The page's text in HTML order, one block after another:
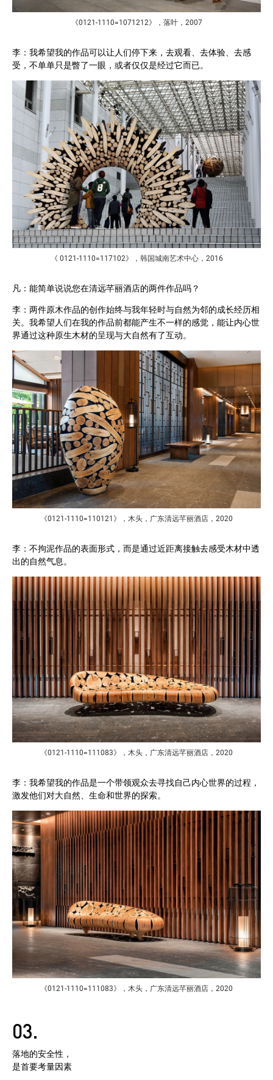
《0121-1110=1071212》，落叶，2007
李：我希望我的作品可以让人们停下来，去观看、去体验、去感
受，不单单只是瞥了一眼，或者仅仅是经过它而已。
《 0121-1110=117102》，韩国城南艺术中心，2016
凡：能简单说说您在清远芊丽酒店的两件作品吗？
李：两件原木作品的创作始终与我年轻时与自然为邻的成长经历相
关。我希望人们在我的作品前都能产生不一样的感觉，能让内心世
界通过这种原生木材的呈现与大自然有了互动。
《0121-1110=110121》，木头，广东清远芊丽酒店，2020
李：不拘泥作品的表面形式，而是通过近距离接触去感受木材中透
出的自然气息。
《0121-1110=111083》，木头，广东清远芊丽酒店，2020
李：我希望我的作品是一个带领观众去寻找自己内心世界的过程，
激发他们对大自然、生命和世界的探索。
《0121-1110=111083》，木头，广东清远芊丽酒店，2020
03.
落地的安全性，
是首要考量因素